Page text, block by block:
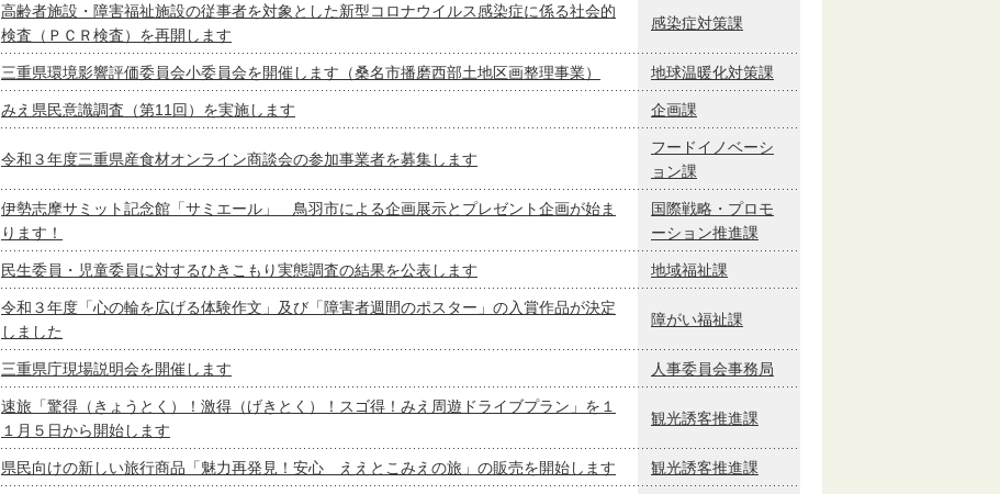
高齢者施設・障害福祉施設の従事者を対象とした新型コロナウイルス感染症に係る社会的
検査（ＰＣＲ検査）を再開します
感染症対策課
三重県環境影響評価委員会小委員会を開催します（桑名市播磨西部土地区画整理事業） 地球温暖化対策課
みえ県民意識調査（第11回）を実施します 企画課
令和３年度三重県産食材オンライン商談会の参加事業者を募集します
フードイノベーシ
ョン課
伊勢志摩サミット記念館「サミエール」 鳥羽市による企画展示とプレゼント企画が始ま
ります！
国際戦略・プロモ
ーション推進課
民生委員・児童委員に対するひきこもり実態調査の結果を公表します 地域福祉課
令和３年度「心の輪を広げる体験作文」及び「障害者週間のポスター」の入賞作品が決定
しました
障がい福祉課
三重県庁現場説明会を開催します 人事委員会事務局
速旅「驚得（きょうとく）！激得（げきとく）！スゴ得！みえ周遊ドライブプラン」を１
１月５日から開始します
観光誘客推進課
県民向けの新しい旅行商品「魅力再発見！安心 ええとこみえの旅」の販売を開始します 観光誘客推進課